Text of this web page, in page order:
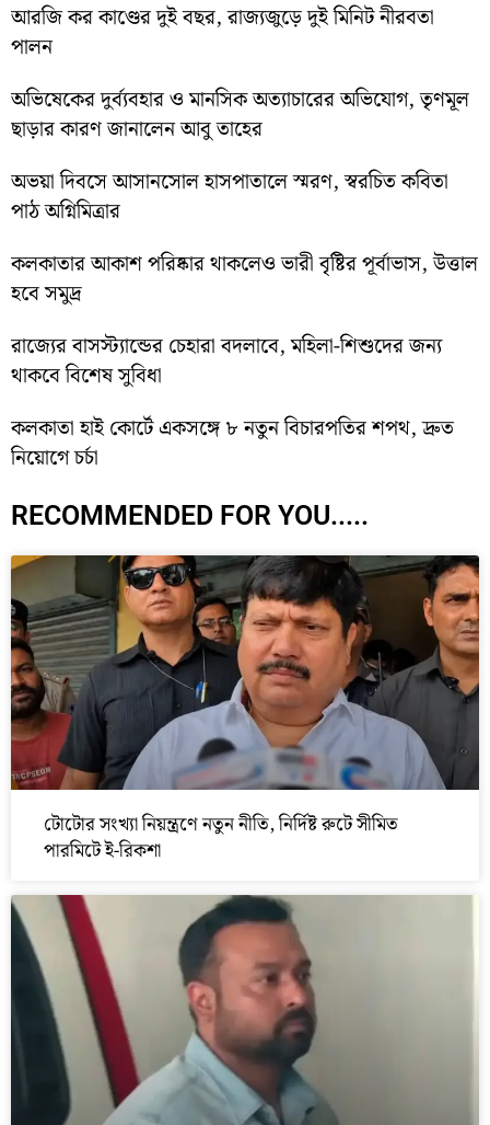
আরজি কর কাণ্ডের দুই বছর, রাজ্যজুড়ে দুই মিনিট নীরবতা
পালন
অভিষেকের দুর্ব্যবহার ও মানসিক অত্যাচারের অভিযোগ, তৃণমূল
ছাড়ার কারণ জানালেন আবু তাহের
অভয়া দিবসে আসানসোল হাসপাতালে স্মরণ, স্বরচিত কবিতা
পাঠ অগ্নিমিত্রার
কলকাতার আকাশ পরিষ্কার থাকলেও ভারী বৃষ্টির পূর্বাভাস, উত্তাল
হবে সমুদ্র
রাজ্যের বাসস্ট্যান্ডের চেহারা বদলাবে, মহিলা-শিশুদের জন্য
থাকবে বিশেষ সুবিধা
কলকাতা হাই কোর্টে একসঙ্গে ৮ নতুন বিচারপতির শপথ, দ্রুত
নিয়োগে চর্চা
RECOMMENDED FOR YOU.....
টোটোর সংখ্যা নিয়ন্ত্রণে নতুন নীতি, নির্দিষ্ট রুটে সীমিত
পারমিটে ই-রিকশা